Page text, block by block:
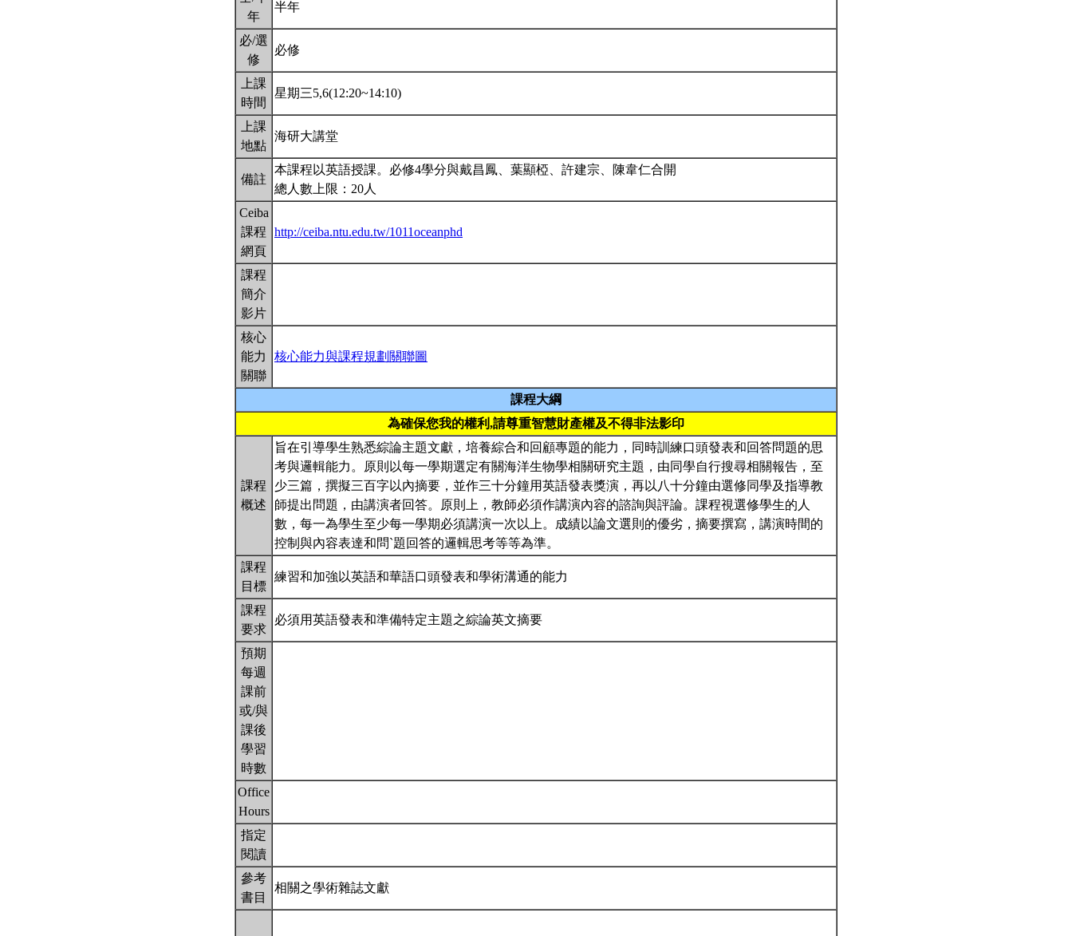
年
半年
必/選
修
必修
上課
時間
星期三5,6(12:20~14:10)
上課
地點
海研大講堂
備註
本課程以英語授課。必修4學分與戴昌鳳、葉顯椏、許建宗、陳韋仁合開
總人數上限：20人
Ceiba
課程
網頁
http://ceiba.ntu.edu.tw/1011oceanphd
課程
簡介
影片
核心
能力
關聯
核心能力與課程規劃關聯圖
課程大綱
為確保您我的權利,請尊重智慧財產權及不得非法影印
課程
概述
旨在引導學生熟悉綜論主題文獻，培養綜合和回顧專題的能力，同時訓練口頭發表和回答問題的思
考與邏輯能力。原則以每一學期選定有關海洋生物學相關研究主題，由同學自行搜尋相關報告，至
少三篇，撰擬三百字以內摘要，並作三十分鐘用英語發表獎演，再以八十分鐘由選修同學及指導教
師提出問題，由講演者回答。原則上，教師必須作講演內容的諮詢與評論。課程視選修學生的人
數，每一為學生至少每一學期必須講演一次以上。成績以論文選則的優劣，摘要撰寫，講演時間的
控制與內容表達和問`題回答的邏輯思考等等為準。
課程
目標
練習和加強以英語和華語口頭發表和學術溝通的能力
課程
要求
必須用英語發表和準備特定主題之綜論英文摘要
預期
每週
課前
或/與
課後
學習
時數
Office
Hours
指定
閱讀
參考
書目
相關之學術雜誌文獻